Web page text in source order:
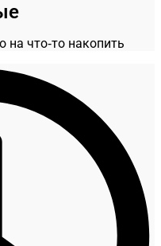
на что-то накопить